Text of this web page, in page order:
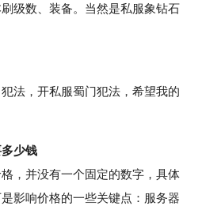
级数、装备。当然是私服象钻石
，开私服蜀门犯法，希望我的
少钱
并没有一个固定的数字，具体
影响价格的一些关键点：服务器